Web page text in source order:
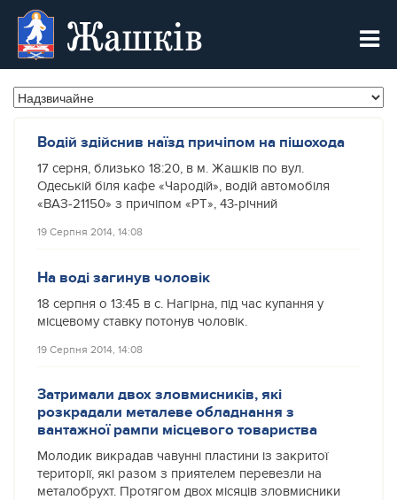
Жашків
Водій здійснив наїзд причіпом на пішохода
17 серня, близько 18:20, в м. Жашків по вул.
Одеській біля кафе «Чародій», водій автомобіля
«ВАЗ-21150» з причіпом «РТ», 43-річний
19 Серпня 2014, 14:08
На воді загинув чоловік
18 серпня о 13:45 в с. Нагірна, під час купання у
місцевому ставку потонув чоловік.
19 Серпня 2014, 14:08
Затримали двох зловмисників, які
розкрадали металеве обладнання з
вантажної рампи місцевого товариства
Молодик викрадав чавунні пластини із закритої
території, які разом з приятелем перевезли на
металобрухт. Протягом двох місяців зловмисники